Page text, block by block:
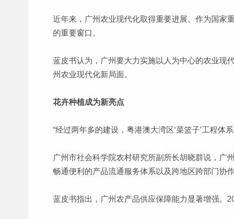
近年来，广州农业现代化取得重要进展。作为国家
的重要窗口。
蓝皮书认为，广州要大力实施以人为中心的农业现
州农业现代化新局面。
花卉种植成为新亮点
“经过两年多的建设，粤港澳大湾区‘菜篮子’工程体
广州市社会科学院农村研究所副所长胡晓群说，广
畅通便利的产品流通服务体系以及跨地区跨部门协作
蓝皮书指出，广州农产品供应保障能力显著增强。